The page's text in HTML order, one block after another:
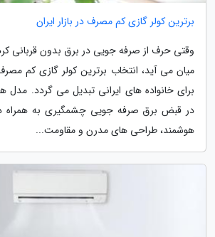
برترین کولر گازی کم مصرف در بازار ایران
وقتی حرف از صرفه جویی در برق بدون قربانی
میان می آید، انتخاب برترین کولر گازی کم
برای خانواده های ایرانی تبدیل می گردد. مدل
در قبض برق صرفه جویی چشمگیری به همراه
هوشمند، طراحی های مدرن و مقاومت...